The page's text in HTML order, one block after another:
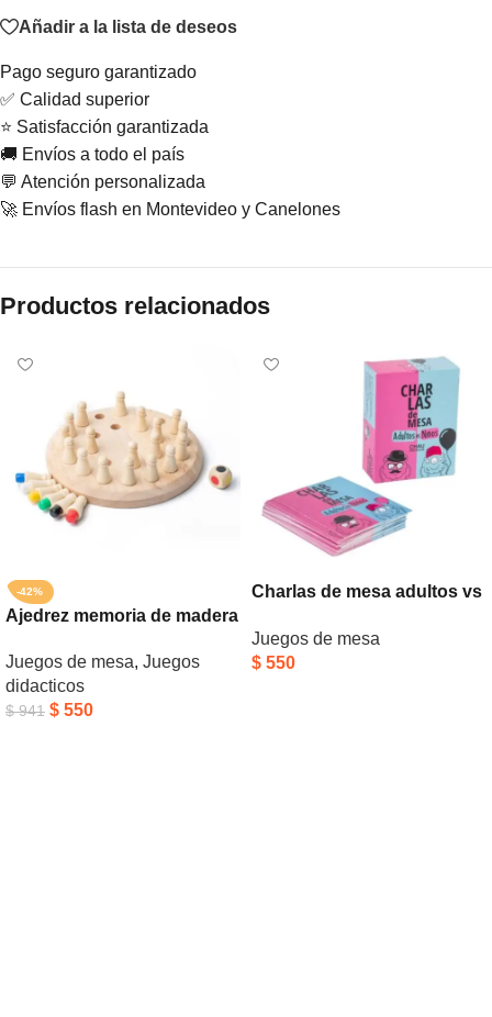
Añadir a la lista de deseos
Pago seguro garantizado
✅ Calidad superior
⭐ Satisfacción garantizada
🚚 Envíos a todo el país
💬 Atención personalizada
🚀 Envíos flash en Montevideo y Canelones
Productos relacionados
-42%
Ajedrez memoria de madera
Juegos de mesa, Juegos
didacticos
$941 $ 550
Charlas de mesa adultos vs
Juegos de mesa
$ 550